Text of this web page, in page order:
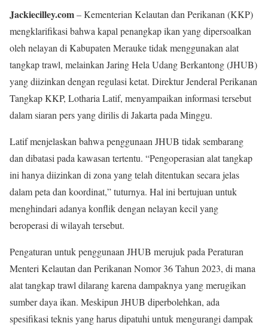
Jackiecilley.com– Kementerian Kelautan dan Perikanan (KKP)
mengklarifikasi bahwa kapal penangkap ikan yang dipersoalkan
oleh nelayan di Kabupaten Merauke tidak menggunakan alat
tangkap trawl, melainkan Jaring Hela Udang Berkantong (JHUB)
yang diizinkan dengan regulasi ketat. Direktur Jenderal Perikanan
Tangkap KKP, Lotharia Latif, menyampaikan informasi tersebut
dalam siaran pers yang dirilis di Jakarta pada Minggu.
Latif menjelaskan bahwa penggunaan JHUB tidak sembarang
dan dibatasi pada kawasan tertentu. “Pengoperasian alat tangkap
ini hanya diizinkan di zona yang telah ditentukan secara jelas
dalam peta dan koordinat,” tuturnya. Hal ini bertujuan untuk
menghindari adanya konflik dengan nelayan kecil yang
beroperasi di wilayah tersebut.
Pengaturan untuk penggunaan JHUB merujuk pada Peraturan
Menteri Kelautan dan Perikanan Nomor 36 Tahun 2023, di mana
alat tangkap trawl dilarang karena dampaknya yang merugikan
sumber daya ikan. Meskipun JHUB diperbolehkan, ada
spesifikasi teknis yang harus dipatuhi untuk mengurangi dampak